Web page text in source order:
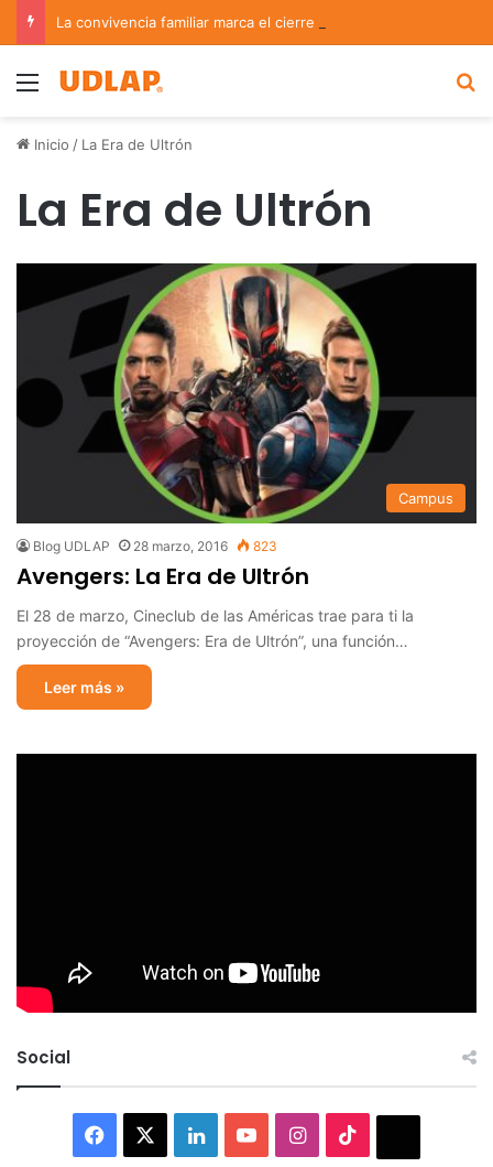
Menu
Inicio / La Era de Ultrón
La Era de Ultrón
Campus
Blog UDLAP 28 marzo, 2016 823
Avengers: La Era de Ultrón
El 28 de marzo, Cineclub de las Américas trae para ti la
proyección de “Avengers: Era de Ultrón”, una función…
Leer más »
Social
Facebook LinkedInYouTubeInstagram